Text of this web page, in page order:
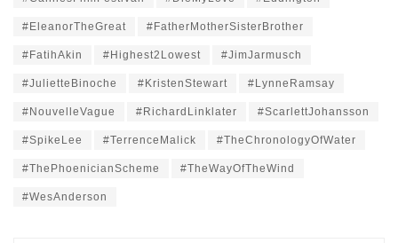
#EleanorTheGreat #FatherMotherSisterBrother
#FatihAkin #Highest2Lowest #JimJarmusch
#JulietteBinoche #KristenStewart #LynneRamsay
#NouvelleVague #RichardLinklater #ScarlettJohansson
#SpikeLee #TerrenceMalick #TheChronologyOfWater
#ThePhoenicianScheme #TheWayOfTheWind
#WesAnderson